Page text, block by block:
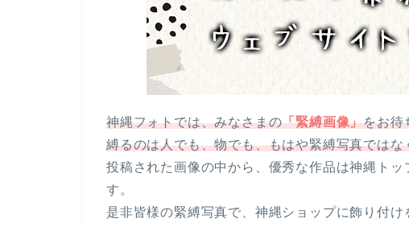
神縄フォトでは、みなさまの「緊縛画像」をお待
縛るのは人でも、物でも、もはや緊縛写真では
投稿された画像の中から、優秀な作品は神縄ト
す。
是非皆様の緊縛写真で、神縄ショップに飾り付け